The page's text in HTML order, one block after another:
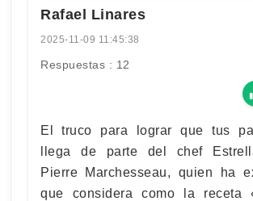
Rafael Linares
2025-11-09 11:45:38
Respuestas : 12
El truco para lograr que tus
llega de parte del chef
Pierre Marchesseau, quien ha
que considera como la receta